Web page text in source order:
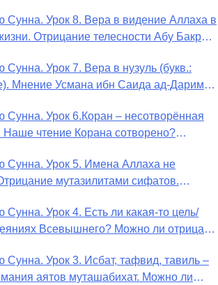
Сунна. Урок 8. Вера в видение Аллаха в
Отрицание телесности Абу Бакром
Дарими. Иман – это слова, дела и
Сунна. Урок 7. Вера в нузуль (букв.:
Мнение Усмана ибн Саида ад-Дарими
физическим движением?
Сунна. Урок 6.Коран – несотворённая
Наше чтение Корана сотворено?
Сунна. Урок 5. Имена Аллаха не
мутазилитами сифатов.
Сунна. Урок 4. Есть ли какая-то цель/
Всевышнего? Можно ли отрицать
и Сунне? Концепция ибн
Сунна. Урок 3. Исбат, тафвид, тавиль –
аятов муташабихат. Можно ли